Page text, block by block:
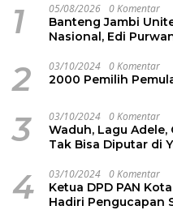
1 05/08/2026 0 Komentar
Banteng Jambi
Nasional, Edi
2 03/10/2024 0 Komentar
2000 Pemilih
3 03/10/2024 0 Komentar
Waduh, Lagu
Tak Bisa Diputar di
4 03/10/2024 0 Komentar
Ketua DPD PAN
Hadiri Pengucapan